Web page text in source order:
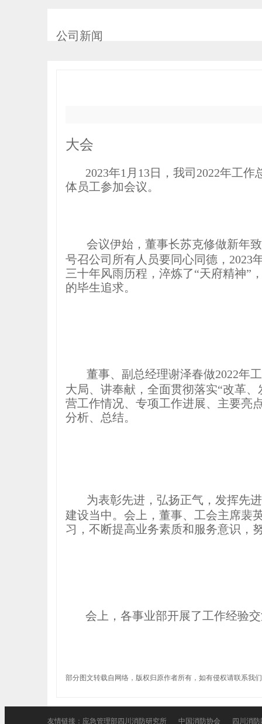
公司新闻
大会
2023年1月13日，我司2022年工
体员工参加会议。
会议伊始，董事长苏克修做新年
号召公司所有人员要同心同德，2023
三十年风雨历程，淬炼了“天府精神”
的毕生追求。
董事、副总经理谢泽春做2022年
大局、讲奉献，全面贯彻落实“改革
营工作情况、专项工作进展、主要亮
分析、总结。
为表彰先进，弘扬正气，发挥先
建设当中。会上，董事、工会主席裴
习，不断提高业务素质和服务意识，
会上，各事业部开展了工作经验
部分图文转载自网络，版权归原作者所有，如有侵权请联系我
友情链接： 应急管理部四川消防研究所 中国消防协会 四川消防